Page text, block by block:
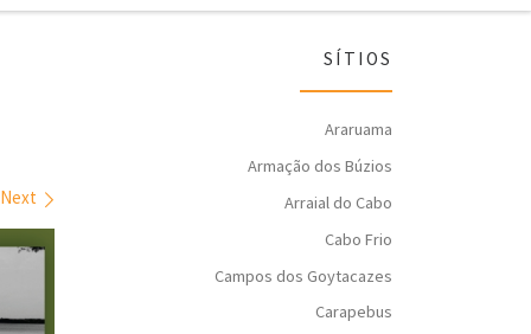
Next
SÍTIOS
Araruama
Armação dos Búzios
Arraial do Cabo
Cabo Frio
Campos dos Goytacazes
Carapebus